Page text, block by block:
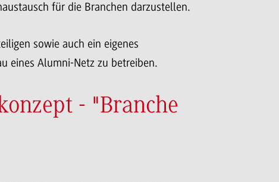
für die Branchen darzustellen.
sowie auch ein eigenes
eines Alumni-Netz zu betreiben.
- "Branche